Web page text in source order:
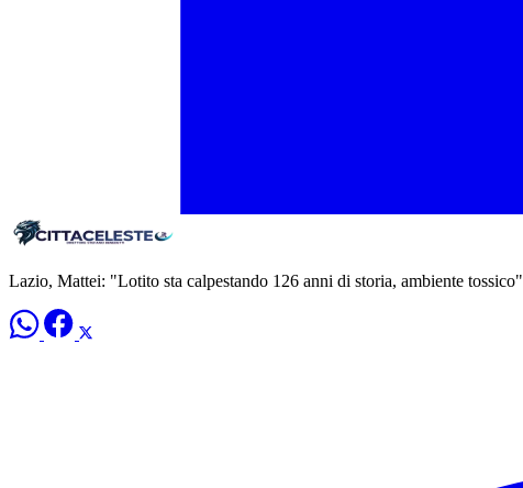
Lazio, Mattei: "Lotito sta calpestando 126 anni di storia, ambiente tossico"